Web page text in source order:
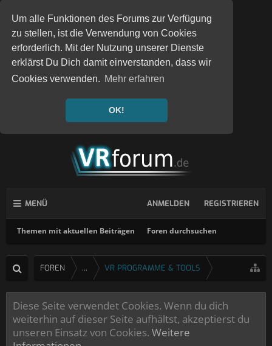
Um alle Funktionen des Forums zur Verfügung
zu stellen, ist die Verwendung von Cookies
erforderlich. Mit der Nutzung unserer Dienste
erklärst Du Dich damit einverstanden, dass wir
Cookies verwenden. Mehr erfahren
OK!
MENÜ
Themen mit aktuellen Beiträgen Foren durchsuchen
ANMELDEN REGISTRIEREN
FOREN ... VR PROGRAMME & TOOLS
Diese Seite verwendet Cookies. Wenn du dich
weiterhin auf dieser Seite aufhältst, akzeptierst du
unseren Einsatz von Cookies. Weitere